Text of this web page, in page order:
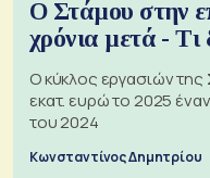
Ο Στάμου στην
χρόνια μετά - Τι
Ο κύκλος εργασιών
εκατ. ευρώ το 2025
του 2024
Κωνσταντίνος Δημητρίου